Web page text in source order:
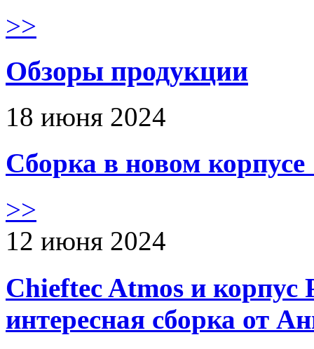
>>
Обзоры продукции
18 июня 2024
Сборка в новом
>>
12 июня 2024
Chieftec Atmos и корпус
интересная сборка от